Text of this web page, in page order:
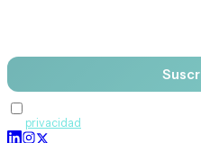
privacidad